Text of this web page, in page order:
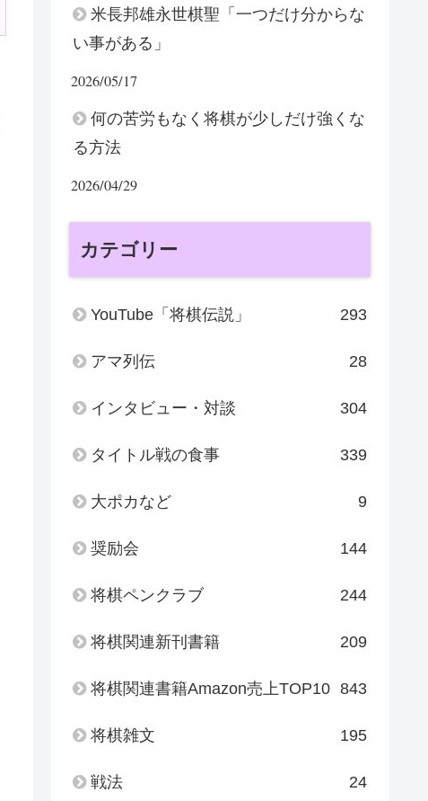
米長邦雄永世棋聖「一つだけ分からな
い事がある」
2026/05/17
何の苦労もなく将棋が少しだけ強くな
る方法
2026/04/29
カテゴリー
YouTube「将棋伝説」 293
アマ列伝 28
インタビュー・対談 304
タイトル戦の食事 339
大ポカなど 9
奨励会 144
将棋ペンクラブ 244
将棋関連新刊書籍 209
将棋関連書籍Amazon売上TOP10 843
将棋雑文 195
戦法 24